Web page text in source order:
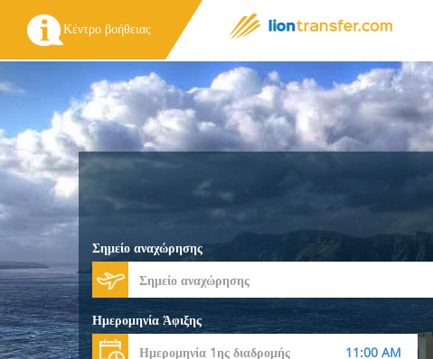
Κέντρο βοήθειας
Σημείο αναχώρησης
Ημερομηνία Άφιξης